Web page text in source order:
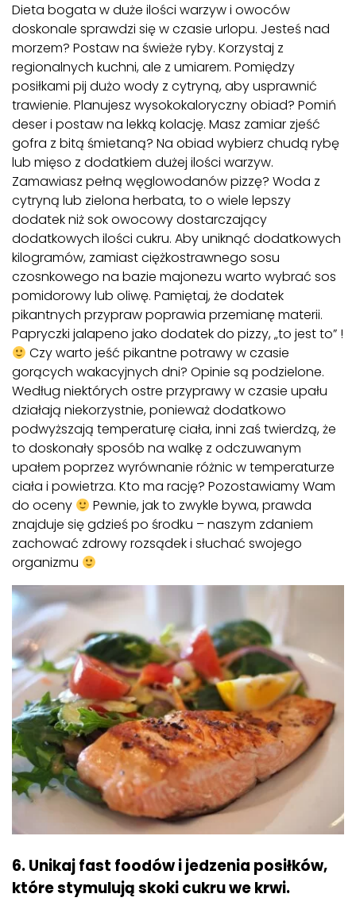
Dieta bogata w duże ilości warzyw i owoców
doskonale sprawdzi się w czasie urlopu. Jesteś nad
morzem? Postaw na świeże ryby. Korzystaj z
regionalnych kuchni, ale z umiarem. Pomiędzy
posiłkami pij dużo wody z cytryną, aby usprawnić
trawienie. Planujesz wysokokaloryczny obiad? Pomiń
deser i postaw na lekką kolację. Masz zamiar zjeść
gofra z bitą śmietaną? Na obiad wybierz chudą rybę
lub mięso z dodatkiem dużej ilości warzyw.
Zamawiasz pełną węglowodanów pizzę? Woda z
cytryną lub zielona herbata, to o wiele lepszy
dodatek niż sok owocowy dostarczający
dodatkowych ilości cukru. Aby uniknąć dodatkowych
kilogramów, zamiast ciężkostrawnego sosu
czosnkowego na bazie majonezu warto wybrać sos
pomidorowy lub oliwę. Pamiętaj, że dodatek
pikantnych przypraw poprawia przemianę materii.
Papryczki jalapeno jako dodatek do pizzy, „to jest to” !
Czy warto jeść pikantne potrawy w czasie
gorących wakacyjnych dni? Opinie są podzielone.
Według niektórych ostre przyprawy w czasie upału
działają niekorzystnie, ponieważ dodatkowo
podwyższają temperaturę ciała, inni zaś twierdzą, że
to doskonały sposób na walkę z odczuwanym
upałem poprzez wyrównanie różnic w temperaturze
ciała i powietrza. Kto ma rację? Pozostawiamy Wam
do oceny
Pewnie, jak to zwykle bywa, prawda
znajduje się gdzieś po środku – naszym zdaniem
zachować zdrowy rozsądek i słuchać swojego
organizmu
6. Unikaj fast foodów i jedzenia posiłków,
które stymulują skoki cukru we krwi.